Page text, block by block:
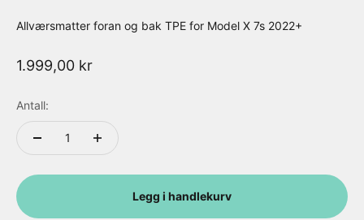
Allværsmatter foran og bak TPE for Model X 7s 2022+
Salgspris
1.999,00 kr
Antall:
Legg i handlekurv